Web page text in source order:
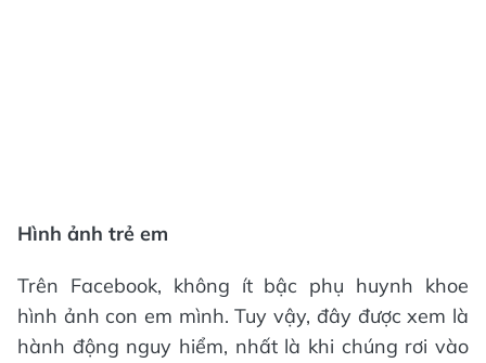
Hình ảnh trẻ em
Trên Facebook, không ít bậc phụ huynh khoe
hình ảnh con em mình. Tuy vậy, đây được xem là
hành động nguy hiểm, nhất là khi chúng rơi vào